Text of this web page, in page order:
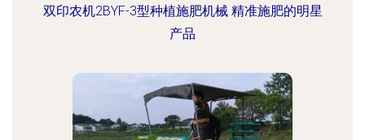
双印农机2BYF-3型种植施肥机械 精准施肥的明星
产品